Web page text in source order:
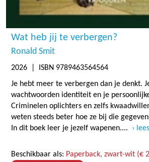
Wat heb jij te verbergen?
Ronald Smit
2026 | ISBN 9789463564564
Je hebt meer te verbergen dan je denkt.
wachtwoorden identiteit en je
Criminelen oplichters en zelfs
weten steeds beter hoe ze bij die
In dit boek leer je jezelf wapenen....
Beschikbaar als: Paperback, zwart-wit (€